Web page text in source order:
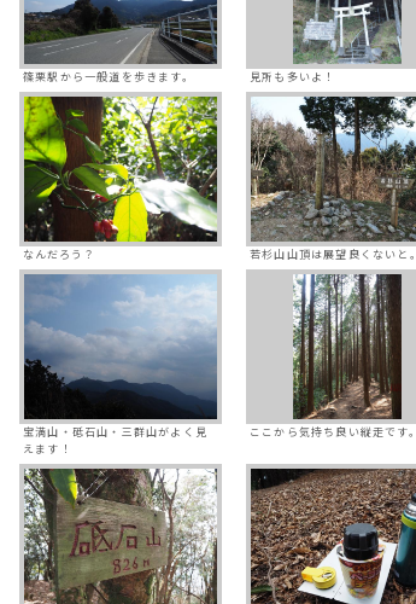
篠栗駅から一般道を歩きます。 見所も多いよ！
なんだろう？ 若杉山山頂は展望良くないと。
宝満山・砥石山・三群山がよく見
えます！
ここから気持ち良い縦走です。